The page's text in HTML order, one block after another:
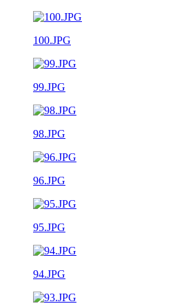
100.JPG
99.JPG
98.JPG
96.JPG
95.JPG
94.JPG